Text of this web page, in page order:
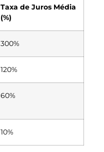
Taxa de Juros Média
(%)
300%
120%
60%
10%